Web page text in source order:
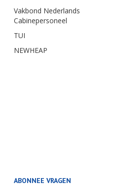
Vakbond Nederlands
Cabinepersoneel
TUI
NEWHEAP
ABONNEE VRAGEN